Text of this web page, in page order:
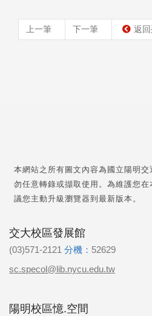
上一筆 下一筆 返
本網站之所有圖文內容為國立陽明
勿任意轉錄或擷取使用。為維護您
議您主動升級瀏覽器到最新版本。
交大校區發展館
(03)571-2121 分機： 52629
sc.specol@lib.nycu.edu.tw
陽明校區憶.空間